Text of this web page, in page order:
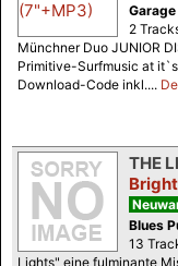
2
Münchner Duo JUNIOR
Primitive-Surfmusic at
Download-Code inkl....
THE
Blues
13
Lights" eine fulminante